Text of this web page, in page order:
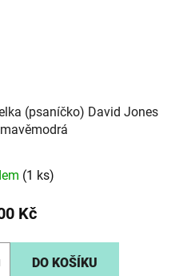
(psaníčko) David Jones
(1 ks)
Kč
DO KOŠÍKU